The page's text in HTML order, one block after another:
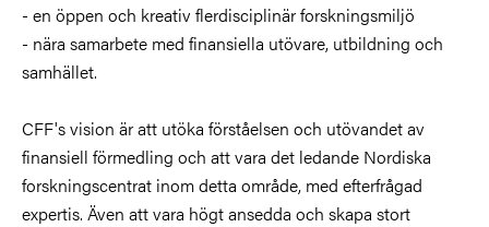
- en öppen och kreativ flerdisciplinär forskningsmiljö
- nära samarbete med finansiella utövare, utbildning och
samhället.
CFF's vision är att utöka förståelsen och utövandet av
finansiell förmedling och att vara det ledande Nordiska
forskningscentrat inom detta område, med efterfrågad
expertis. Även att vara högt ansedda och skapa stort